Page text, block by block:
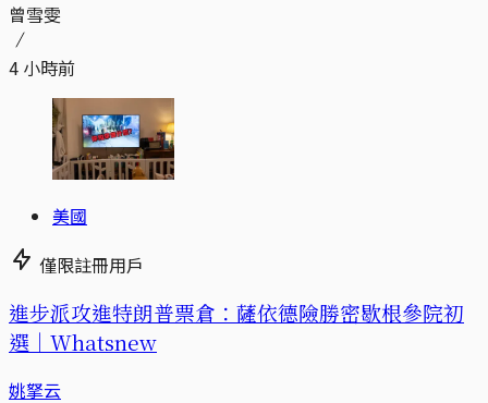
曾雪雯
4 小時前
美國
僅限註冊用戶
進步派攻進特朗普票倉：薩依德險勝密歇根參院初
選｜Whatsnew
姚拏云